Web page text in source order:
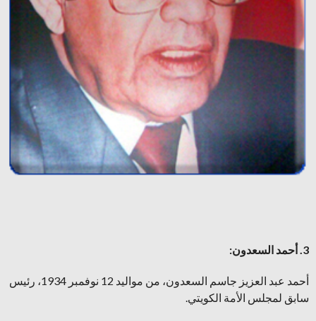
3. أحمد السعدون:
أحمد عبد العزيز جاسم السعدون، من مواليد 12 نوفمبر 1934، رئيس
سابق لمجلس الأمة الكويتي.